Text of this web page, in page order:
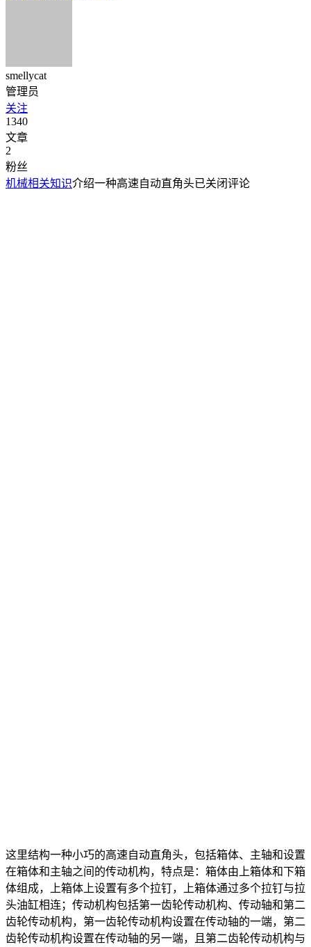
smellycat
管理员
关注
1340
文章
2
粉丝
机械相关知识介绍一种高速自动直角头已关闭评论
这里结构一种小巧的高速自动直角头，包括箱体、主轴和设置
在箱体和主轴之间的传动机构，特点是：箱体由上箱体和下箱
体组成，上箱体上设置有多个拉钉，上箱体通过多个拉钉与拉
头油缸相连；传动机构包括第一齿轮传动机构、传动轴和第二
齿轮传动机构，第一齿轮传动机构设置在传动轴的一端，第二
齿轮传动机构设置在传动轴的另一端，且第二齿轮传动机构与